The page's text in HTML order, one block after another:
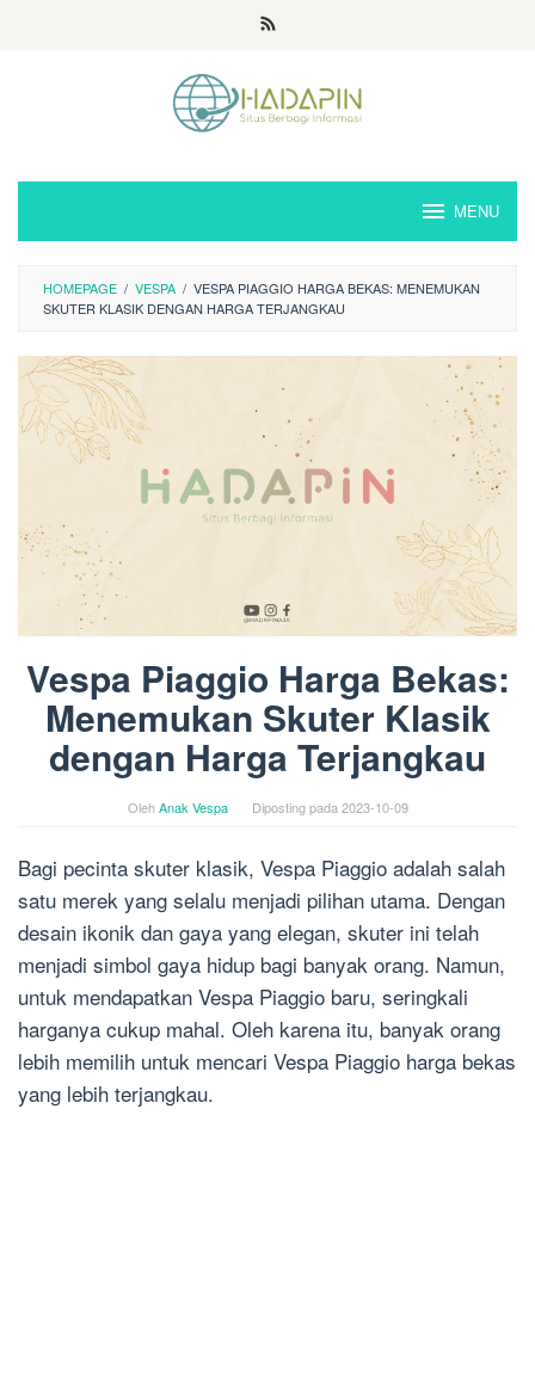
MENU
HOMEPAGE / VESPA / VESPA PIAGGIO HARGA BEKAS: MENEMUKAN
SKUTER KLASIK DENGAN HARGA TERJANGKAU
Vespa Piaggio Harga Bekas:
Menemukan Skuter Klasik
dengan Harga Terjangkau
OlehAnak Vespa Diposting pada 2023-10-09
Bagi pecinta skuter klasik, Vespa Piaggio adalah salah
satu merek yang selalu menjadi pilihan utama. Dengan
desain ikonik dan gaya yang elegan, skuter ini telah
menjadi simbol gaya hidup bagi banyak orang. Namun,
untuk mendapatkan Vespa Piaggio baru, seringkali
harganya cukup mahal. Oleh karena itu, banyak orang
lebih memilih untuk mencari Vespa Piaggio harga bekas
yang lebih terjangkau.